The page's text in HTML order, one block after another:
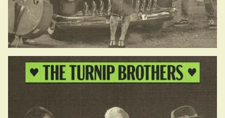
18.25-18.55